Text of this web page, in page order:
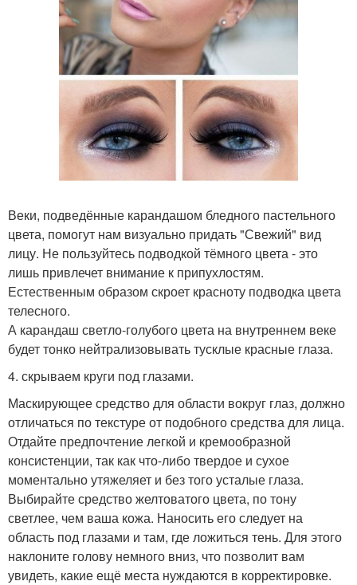
Веки, подведённые карандашом бледного пастельного
цвета, помогут нам визуально придать "Свежий" вид
лицу. Не пользуйтесь подводкой тёмного цвета - это
лишь привлечет внимание к припухлостям.
Естественным образом скроет красноту подводка цвета
телесного.
А карандаш светло-голубого цвета на внутреннем веке
будет тонко нейтрализовывать тусклые красные глаза.
4. скрываем круги под глазами.
Маскирующее средство для области вокруг глаз, должно
отличаться по текстуре от подобного средства для лица.
Отдайте предпочтение легкой и кремообразной
консистенции, так как что-либо твердое и сухое
моментально утяжеляет и без того усталые глаза.
Выбирайте средство желтоватого цвета, по тону
светлее, чем ваша кожа. Наносить его следует на
область под глазами и там, где ложиться тень. Для этого
наклоните голову немного вниз, что позволит вам
увидеть, какие ещё места нуждаются в корректировке.